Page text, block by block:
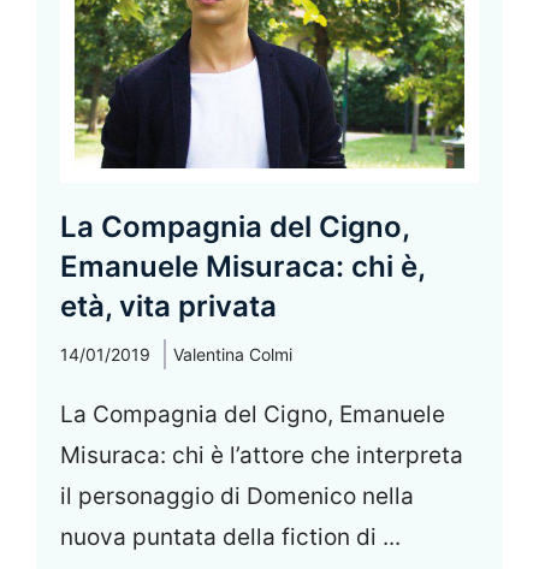
La Compagnia del Cigno,
Emanuele Misuraca: chi è,
età, vita privata
14/01/2019 Valentina Colmi
La Compagnia del Cigno, Emanuele
Misuraca: chi è l’attore che interpreta
il personaggio di Domenico nella
nuova puntata della fiction di ...